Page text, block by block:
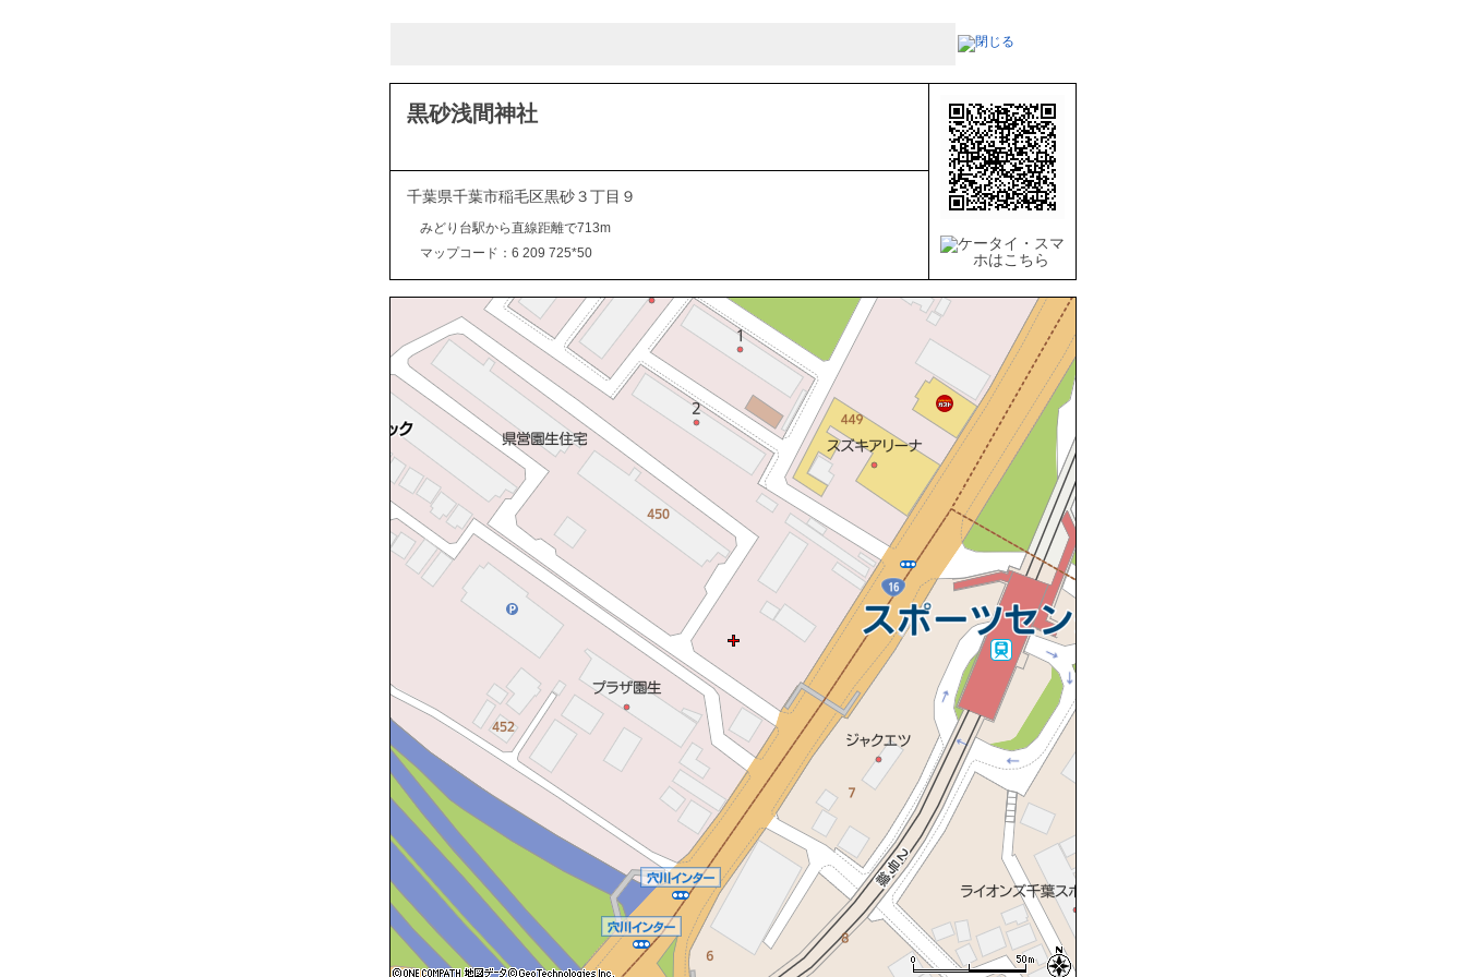
黒砂浅間神社
千葉県千葉市稲毛区黒砂３丁目９
みどり台駅から直線距離で713m
マップコード：6 209 725*50